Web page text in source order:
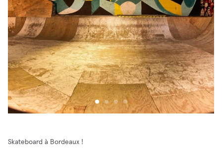
Skateboard à Bordeaux !